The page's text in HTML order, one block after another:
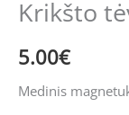
Krikšto
5.00€
Medinis